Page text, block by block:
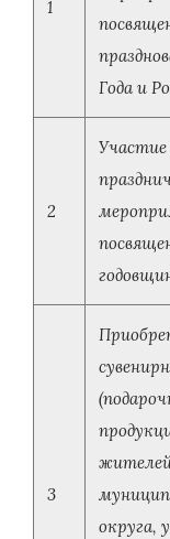
1
Года и
2
Участие
3
округа,